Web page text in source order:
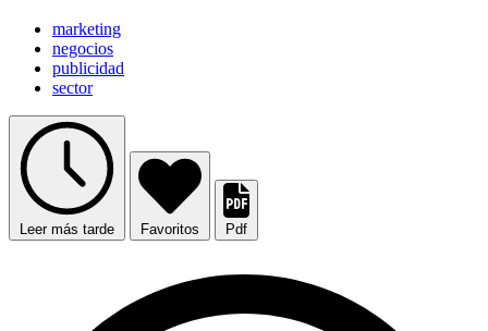
marketing
negocios
publicidad
sector
Leer más tarde Favoritos Pdf